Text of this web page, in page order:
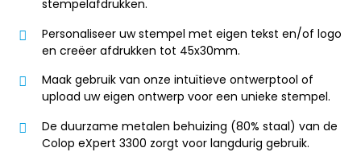
stempelafdrukken.
Personaliseer uw stempel met eigen tekst en/of logo
en creëer afdrukken tot 45x30mm.
Maak gebruik van onze intuïtieve ontwerptool of
upload uw eigen ontwerp voor een unieke stempel.
De duurzame metalen behuizing (80% staal) van de
Colop eXpert 3300 zorgt voor langdurig gebruik.